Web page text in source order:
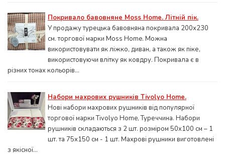
Покривало бавовняне Moss Home. Літній пік.
У продажу турецька бавовняна покривала 200x230
см. торгової марки Moss Home. Можна
використовувати як ліжко, диван, а також як піке,
використовуючи влітку як ковдру. Покривала є в
різних тонах кольорів...
Набори махрових рушників Tivolyo Home.
Нові набори махрових рушників від популярної
торгової марки Tivolyo Home, Туреччина. Набори
рушників складаються з 2 шт. розміром 50x100 см – 1
шт. та 75х150 см - 1 шт. Махрові рушники виготовлені
з якісної...